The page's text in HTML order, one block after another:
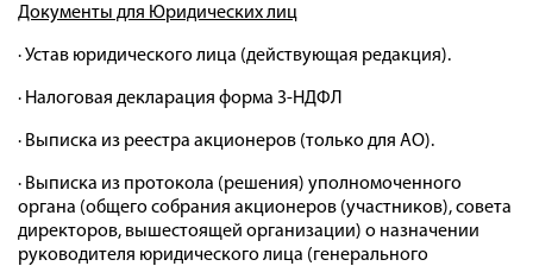
Документы для Юридических лиц
· Устав юридического лица (действующая редакция).
· Налоговая декларация форма 3-НДФЛ
· Выписка из реестра акционеров (только для АО).
· Выписка из протокола (решения) уполномоченного
органа (общего собрания акционеров (участников), совета
директоров, вышестоящей организации) о назначении
руководителя юридического лица (генерального